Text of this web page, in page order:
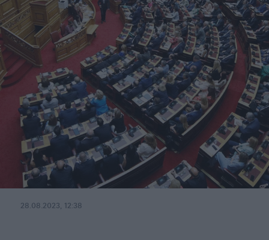
28.08.2023, 12:38